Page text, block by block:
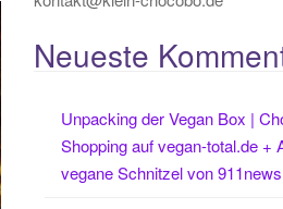
Neueste
Unpacking der Vegan Box |
Shopping auf vegan-total.de +
vegane Schnitzel von